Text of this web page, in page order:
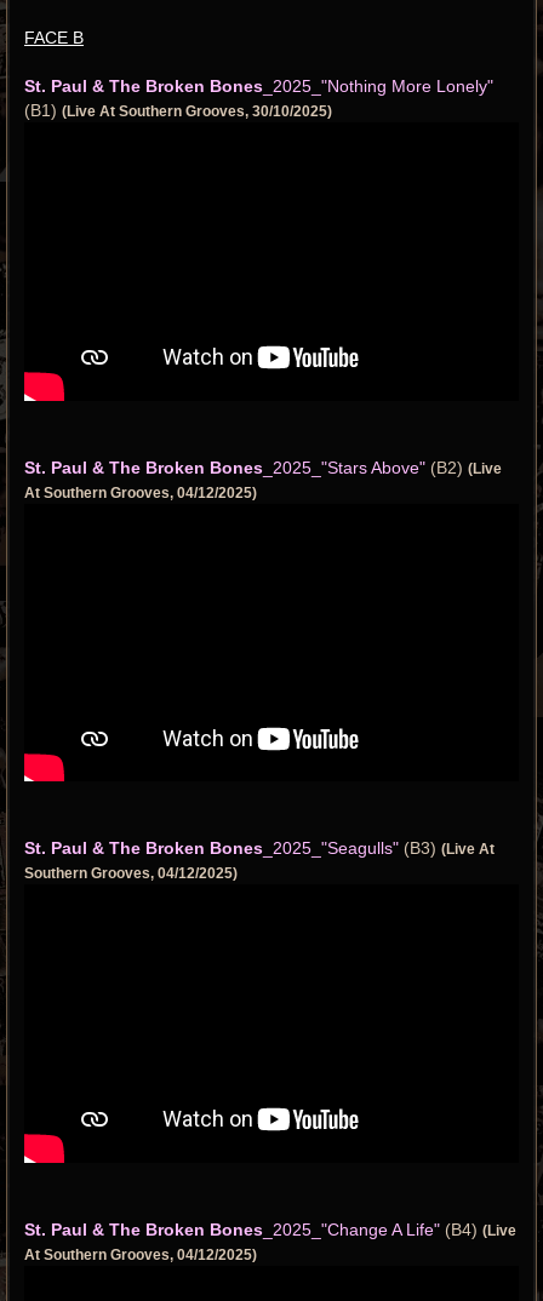
FACE B
St. Paul & The Broken Bones _2025_"Nothing More Lonely"
(B1) (Live At Southern Grooves, 30/10/2025)
St. Paul & The Broken Bones _2025_"Stars Above" (B2) (Live
At Southern Grooves, 04/12/2025)
St. Paul & The Broken Bones _2025_"Seagulls" (B3) (Live At
Southern Grooves, 04/12/2025)
St. Paul & The Broken Bones _2025_"Change A Life" (B4) (Live
At Southern Grooves, 04/12/2025)